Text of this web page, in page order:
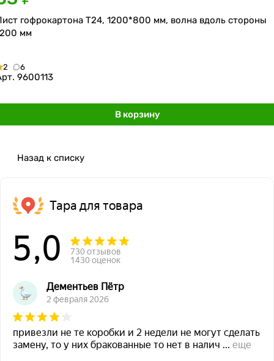
гофрокартона Т24, 1200*800 мм, волна вдоль стороны
мм
2 6
9600113
В корзину
Назад к списку
Тара для товара
5,0
730 отзывов
1430 оценок
Дементьев Пётр
2 февраля 2026
привезли не те коробки и 2 недели не могут сделать
замену, то у них бракованные то нет в налич ... еще